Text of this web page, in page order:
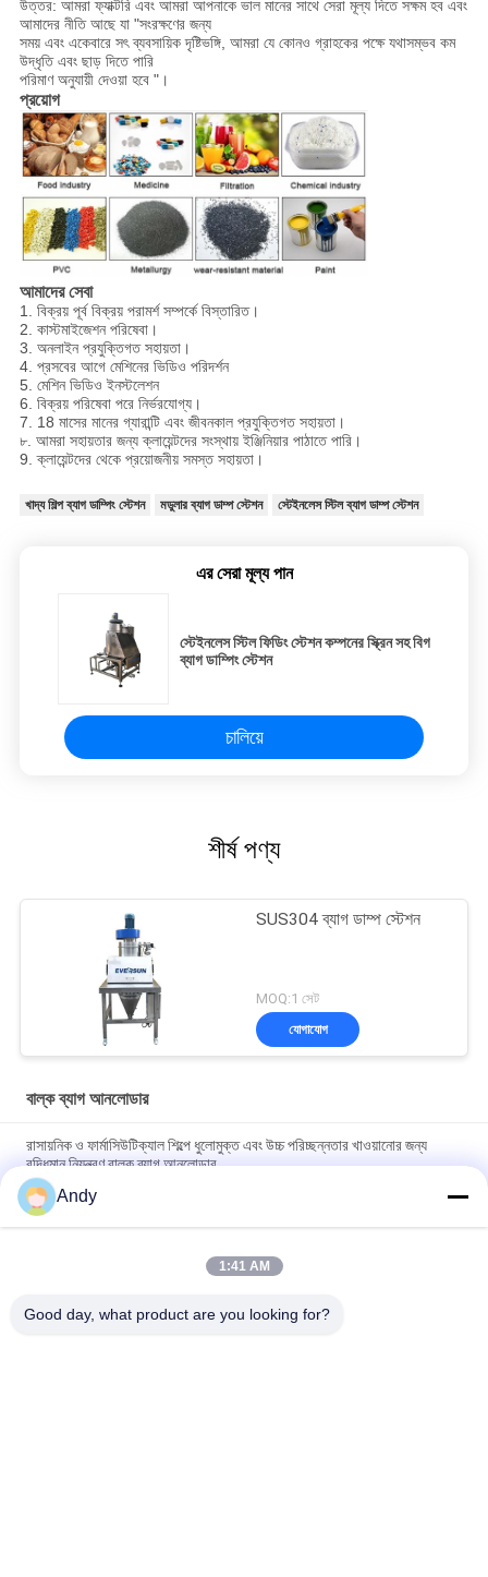
উত্তর: আমরা ফ্যাক্টরি এবং আমরা আপনাকে ভাল মানের সাথে সেরা মূল্য দিতে সক্ষম হব এবং
আমাদের নীতি আছে যা "সংরক্ষণের জন্য
সময় এবং একেবারে সৎ ব্যবসায়িক দৃষ্টিভঙ্গি, আমরা যে কোনও গ্রাহকের পক্ষে যথাসম্ভব কম
উদ্ধৃতি এবং ছাড় দিতে পারি
পরিমাণ অনুযায়ী দেওয়া হবে "।
প্রয়োগ
আমাদের সেবা
1. বিক্রয় পূর্ব বিক্রয় পরামর্শ সম্পর্কে বিস্তারিত।
2. কাস্টমাইজেশন পরিষেবা।
3. অনলাইন প্রযুক্তিগত সহায়তা।
4. প্রসবের আগে মেশিনের ভিডিও পরিদর্শন
5. মেশিন ভিডিও ইনস্টলেশন
6. বিক্রয় পরিষেবা পরে নির্ভরযোগ্য।
7. 18 মাসের মানের গ্যারান্টি এবং জীবনকাল প্রযুক্তিগত সহায়তা।
৮. আমরা সহায়তার জন্য ক্লায়েন্টদের সংস্থায় ইঞ্জিনিয়ার পাঠাতে পারি।
9. ক্লায়েন্টদের থেকে প্রয়োজনীয় সমস্ত সহায়তা।
খাদ্য শিল্প ব্যাগ ডাম্পিং স্টেশন মডুলার ব্যাগ ডাম্প স্টেশন স্টেইনলেস স্টিল ব্যাগ ডাম্প স্টেশন
এর সেরা মূল্য পান
স্টেইনলেস স্টিল ফিডিং স্টেশন কম্পনের স্ক্রিন সহ বিগ
ব্যাগ ডাম্পিং স্টেশন
চালিয়ে
শীর্ষ পণ্য
SUS304 ব্যাগ ডাম্প স্টেশন
MOQ:1 সেট
যোগাযোগ
বাল্ক ব্যাগ আনলোডার
রাসায়নিক ও ফার্মাসিউটিক্যাল শিল্পে ধুলোমুক্ত এবং উচ্চ পরিচ্ছন্নতার খাওয়ানোর জন্য
বুদ্ধিমান নিয়ন্ত্রণ বাল্ক ব্যাগ আনলোডার
পরিষ্কার এবং ধুলো মুক্ত অপারেটিং পরিবেশ উপাদান হ্যান্ডলিং জন্য অত্যন্ত বিশেষীকৃত
বাল্ক ব্যাগ আনলোডার
দ্রুত স্ক্রিনিং এবং ডাস্ট নিয়ন্ত্রণের জন্য বাল্ক ব্যাগ আনলোডার যা ডাস্ট-ফ্রি ফিডিং স্টেশন
Andy
1:41 AM
Good day, what product are you looking for?